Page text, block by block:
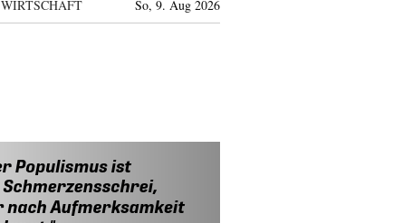
WIRTSCHAFT So, 9. Aug 2026